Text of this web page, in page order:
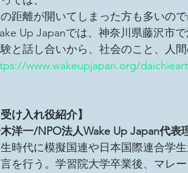
距離が開いてしまった方も多いの
Up Japanでは、神奈川県藤沢市
と話し合いから、社会のこと、人
www.wakeupjapan.org/
受け入れ役紹介】
洋一/NPO法人Wake Up Japan代表
時代に模擬国連や日本国際連合学
を行う。学習院大学卒業後、マレ